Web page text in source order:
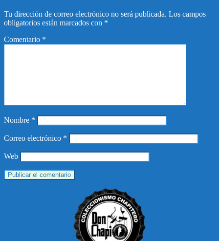
Tu dirección de correo electrónico no será publicada. Los campos
obligatorios están marcados con *
Comentario *
Nombre *
Correo electrónico *
Web